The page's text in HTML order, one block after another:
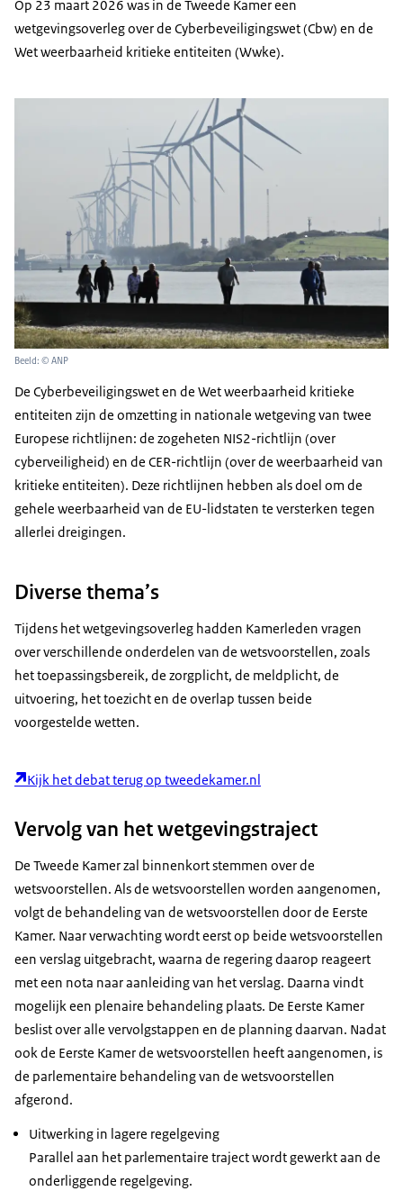
Op 23 maart 2026 was in de Tweede Kamer een
wetgevingsoverleg over de Cyberbeveiligingswet (Cbw) en de
Wet weerbaarheid kritieke entiteiten (Wwke).
Beeld: © ANP
De Cyberbeveiligingswet en de Wet weerbaarheid kritieke
entiteiten zijn de omzetting in nationale wetgeving van twee
Europese richtlijnen: de zogeheten NIS2-richtlijn (over
cyberveiligheid) en de CER-richtlijn (over de weerbaarheid van
kritieke entiteiten). Deze richtlijnen hebben als doel om de
gehele weerbaarheid van de EU-lidstaten te versterken tegen
allerlei dreigingen.
Diverse thema’s
Tijdens het wetgevingsoverleg hadden Kamerleden vragen
over verschillende onderdelen van de wetsvoorstellen, zoals
het toepassingsbereik, de zorgplicht, de meldplicht, de
uitvoering, het toezicht en de overlap tussen beide
voorgestelde wetten.
Kijk het debat terug op tweedekamer.nl
Vervolg van het wetgevingstraject
De Tweede Kamer zal binnenkort stemmen over de
wetsvoorstellen. Als de wetsvoorstellen worden aangenomen,
volgt de behandeling van de wetsvoorstellen door de Eerste
Kamer. Naar verwachting wordt eerst op beide wetsvoorstellen
een verslag uitgebracht, waarna de regering daarop reageert
met een nota naar aanleiding van het verslag. Daarna vindt
mogelijk een plenaire behandeling plaats. De Eerste Kamer
beslist over alle vervolgstappen en de planning daarvan. Nadat
ook de Eerste Kamer de wetsvoorstellen heeft aangenomen, is
de parlementaire behandeling van de wetsvoorstellen
afgerond.
Uitwerking in lagere regelgeving
Parallel aan het parlementaire traject wordt gewerkt aan de
onderliggende regelgeving.